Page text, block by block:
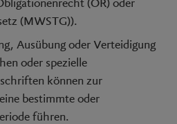
(OR) oder
(MWSTG)).
Ausübung oder Verteidigung
oder spezielle
können zur
bestimmte oder
führen.